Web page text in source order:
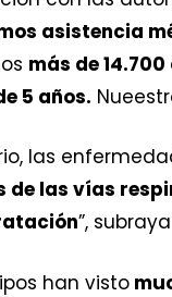
asistencia
más de
5 años.
las
de las vías
”,
han visto